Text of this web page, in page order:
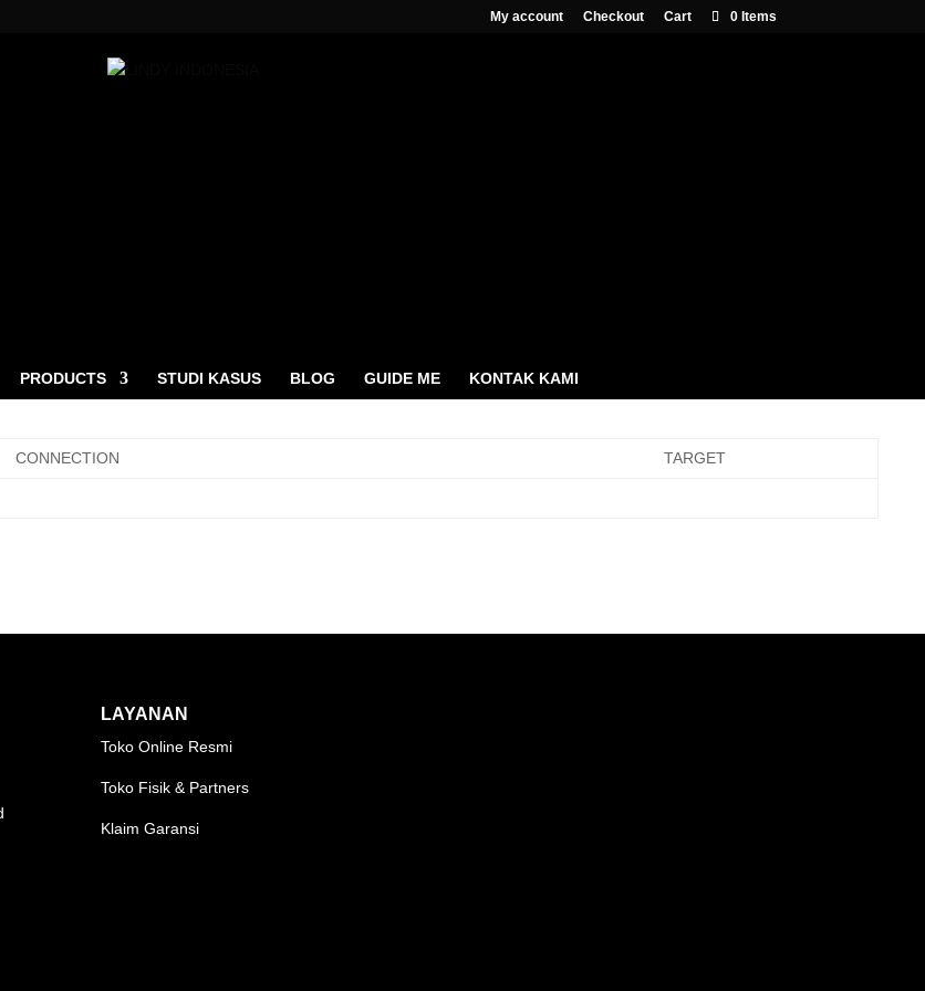
My account Checkout Cart 0 Items
PRODUCTS STUDI KASUS BLOG GUIDE ME KONTAK KAMI
CONNECTION TARGET
LAYANAN
Toko Online Resmi
Toko Fisik & Partners
Klaim Garansi